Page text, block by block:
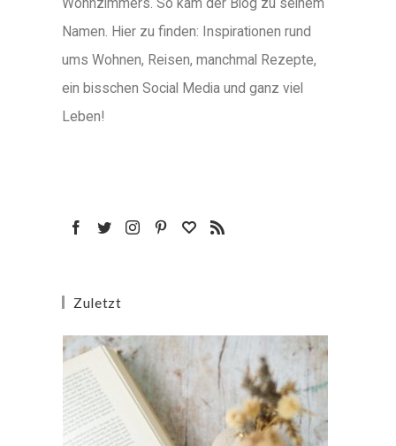
Namen. Hier zu finden: Inspirationen rund
ums Wohnen, Reisen, manchmal Rezepte,
ein bisschen Social Media und ganz viel
Leben!
Zuletzt